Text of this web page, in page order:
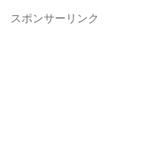
スポンサーリンク